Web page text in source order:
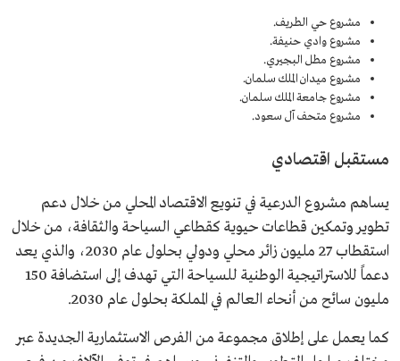
مشروع حي الطريف.
مشروع وادي حنيفة.
مشروع مطل البجيري.
مشروع ميدان الملك سلمان.
مشروع جامعة الملك سلمان.
مشروع متحف آل سعود.
مستقبل اقتصادي
يساهم مشروع الدرعية في تنويع الاقتصاد المحلي من خلال دعم
تطوير وتمكين قطاعات حيوية كقطاعي السياحة والثقافة، من خلال
استقطاب 27 مليون زائر محلي ودولي بحلول عام 2030، والذي يعد
دعماً للاستراتيجية الوطنية للسياحة التي تهدف إلى استضافة 150
مليون سائح من أنحاء العالم في المملكة بحلول عام 2030.
كما يعمل على إطلاق مجموعة من الفرص الاستثمارية الجديدة عبر